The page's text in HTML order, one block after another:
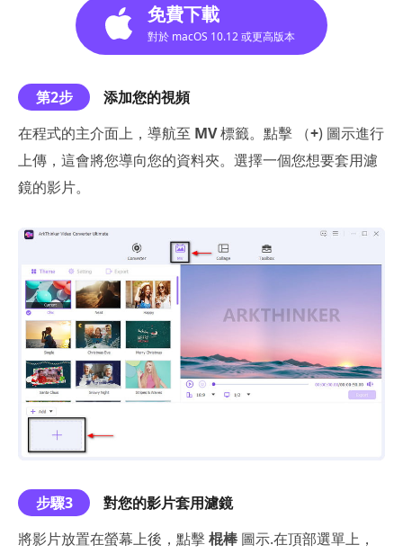
免費下載
對於 macOS 10.12 或更高版本
第2步
添加您的視頻
在程式的主介面上，導航至 MV標籤。點擊 （+) 圖示進行
上傳，這會將您導向您的資料夾。選擇一個您想要套用濾
鏡的影片。
步驟3
對您的影片套用濾鏡
將影片放置在螢幕上後，點擊棍棒 圖示.在頂部選單上，